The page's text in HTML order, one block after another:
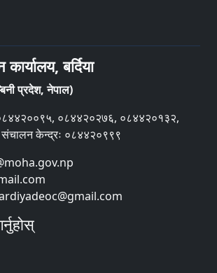
बर्दिया
प्रदेश, नेपाल)
०८४४२०२७६, ०८४४२०१३२,
केन्द्रः ०८४४२०९९९